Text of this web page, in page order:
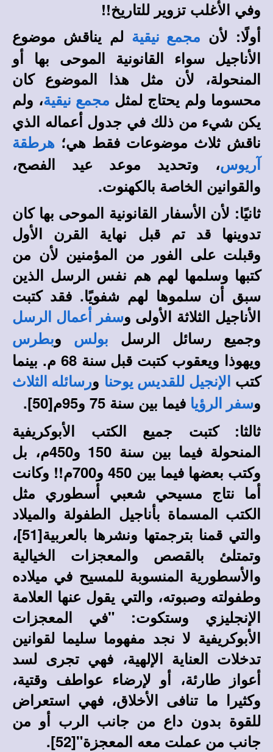
وفي الأغلب تزوير للتاريخ!!
أولًا: لأن مجمع نيقية لم يناقش موضوع
الأناجيل سواء القانونية الموحى بها أو
المنحولة، لأن مثل هذا الموضوع كان
محسوما ولم يحتاج لمثل مجمع نيقية، ولم
يكن شيء من ذلك في جدول أعماله الذي
ناقش ثلاث موضوعات فقط هي؛ هرطقة
آريوس، وتحديد موعد عيد الفصح،
والقوانين الخاصة بالكهنوت.
ثانيًا: لأن الأسفار القانونية الموحى بها كان
تدوينها قد تم قبل نهاية القرن الأول
وقبلت على الفور من المؤمنين لأن من
كتبها وسلمها لهم هم نفس الرسل الذين
سبق أن سلموها لهم شفويًا. فقد كتبت
الأناجيل الثلاثة الأولى وسفر أعمال الرسل
وجميع رسائل الرسل بولس وبطرس
ويهوذا ويعقوب كتبت قبل سنة 68 م. بينما
كتب
الإنجيل للقديس يوحنا ورسائله الثلاث
وسفر الرؤيا فيما بين سنة 75 و95م [50]
.
ثالثا: كتبت جميع الكتب الأبوكريفية
المنحولة فيما بين سنة 150 و450م، بل
وكتب بعضها فيما بين 450 و700م!! وكانت
أما نتاج مسيحي شعبي أسطوري مثل
الكتب المسماة بأناجيل الطفولة والميلاد
والتي قمنا بترجمتها ونشرها بالعربية[51]
،
وتمتلئ بالقصص والمعجزات الخيالية
والأسطورية المنسوبة للمسيح في ميلاده
وطفولته وصبوته، والتي يقول عنها العلامة
الإنجليزي وستكوت: "في المعجزات
الأبوكريفية لا نجد مفهوما سليما لقوانين
تدخلات العناية الإلهية، فهي تجرى لسد
أعواز طارئة، أو لإرضاء عواطف وقتية،
وكثيرا ما تنافى الأخلاق، فهي استعراض
للقوة بدون داع من جانب الرب أو من
جانب من عملت معه المعجزة"[52]
.